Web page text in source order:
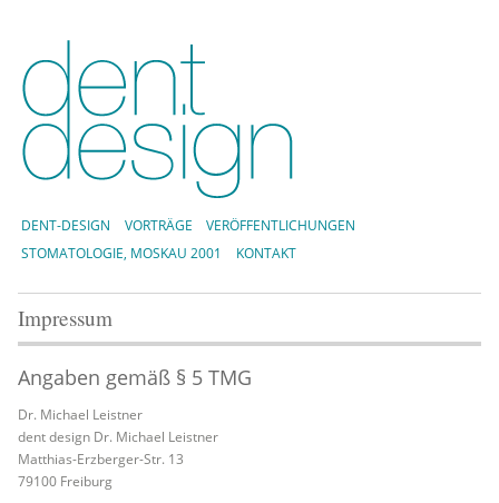
DENT-DESIGN VORTRÄGE
VERÖFFENTLICHUNGEN
STOMATOLOGIE, MOSKAU 2001
KONTAKT
Impressum
Angaben gemäß § 5 TMG
Dr. Michael Leistner
dent design Dr. Michael Leistner
Matthias-Erzberger-Str. 13
79100 Freiburg